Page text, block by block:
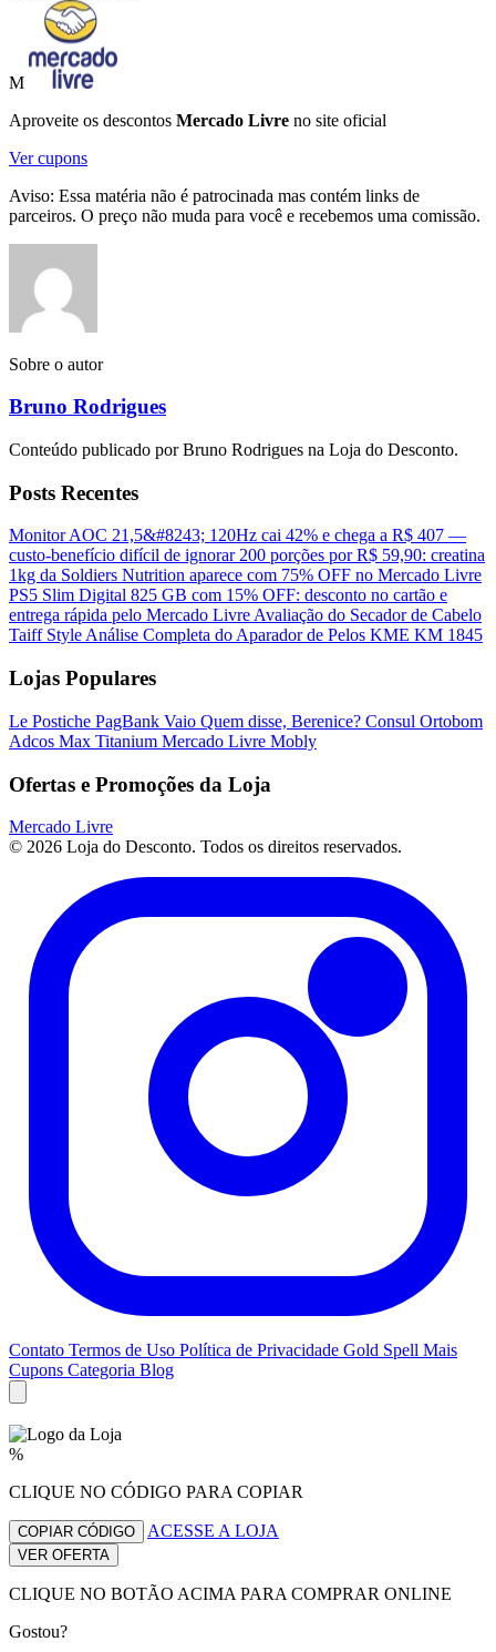
M
Aproveite os descontos Mercado Livre no site oficial
Ver cupons
Aviso: Essa matéria não é patrocinada mas contém links de
parceiros. O preço não muda para você e recebemos uma comissão.
Sobre o autor
Bruno Rodrigues
Conteúdo publicado por Bruno Rodrigues na Loja do Desconto.
Posts Recentes
Monitor AOC 21,5&#8243; 120Hz cai 42% e chega a R$ 407 —
custo-benefício difícil de ignorar200 porções por R$ 59,90: creatina
1kg da Soldiers Nutrition aparece com 75% OFF no Mercado Livre
PS5 Slim Digital 825 GB com 15% OFF: desconto no cartão e
entrega rápida pelo Mercado LivreAvaliação do Secador de Cabelo
Taiff StyleAnálise Completa do Aparador de Pelos KME KM 1845
Lojas Populares
Le Postiche PagBank Vaio Quem disse, Berenice? Consul Ortobom
Adcos Max Titanium Mercado Livre Mobly
Ofertas e Promoções da Loja
Mercado Livre
© 2026 Loja do Desconto. Todos os direitos reservados.
Contato Termos de Uso Política de Privacidade Gold Spell Mais
Cupons Categoria Blog
%
CLIQUE NO CÓDIGO PARA COPIAR
COPIAR CÓDIGO ACESSE A LOJA
VER OFERTA
CLIQUE NO BOTÃO ACIMA PARA COMPRAR ONLINE
Gostou?